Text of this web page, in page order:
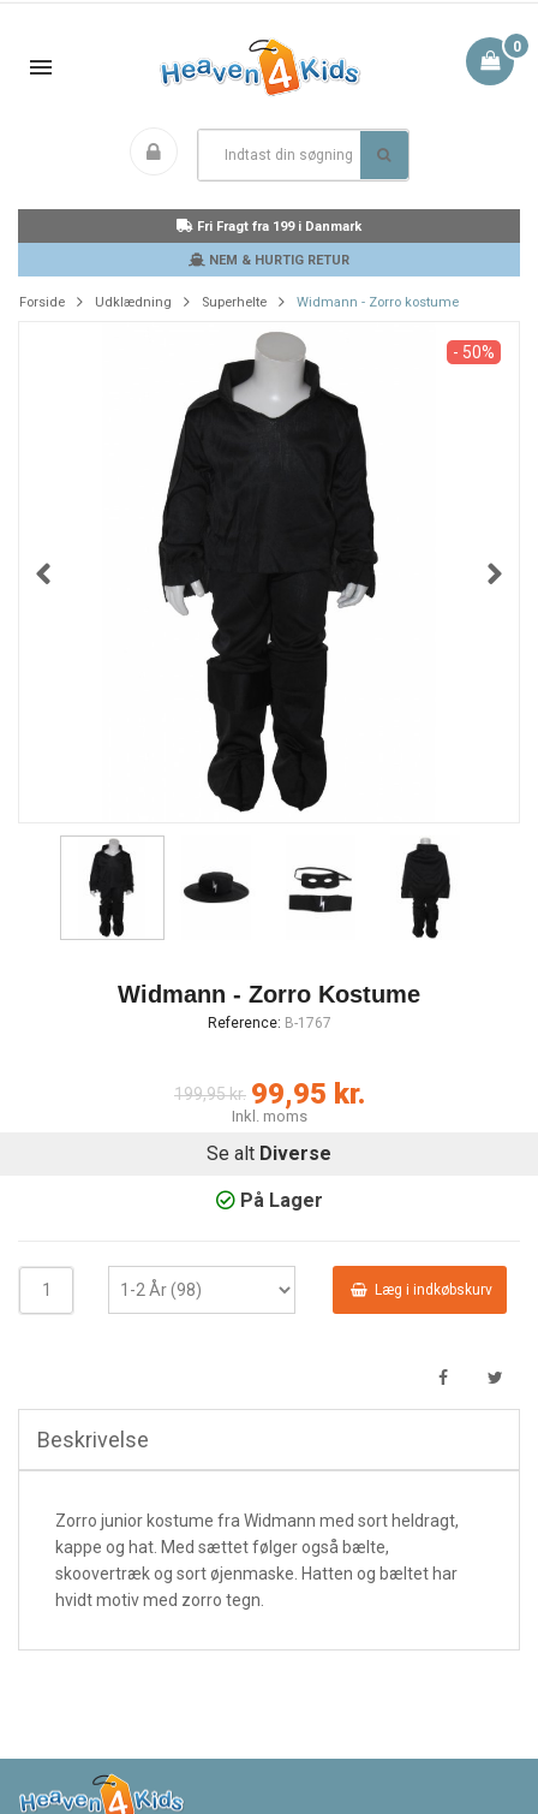
0
Fri Fragt fra 199 i Danmark
NEM & HURTIG RETUR
Forside Udklædning Superhelte Widmann - Zorro kostume
- 50%
Widmann - Zorro Kostume
Reference: B-1767
199,95 kr. 99,95 kr.
Inkl. moms
Se alt Diverse
På Lager
Læg i indkøbskurv
Beskrivelse
Zorro junior kostume fra Widmann med sort heldragt,
kappe og hat. Med sættet følger også bælte,
skoovertræk og sort øjenmaske. Hatten og bæltet har
hvidt motiv med zorro tegn.